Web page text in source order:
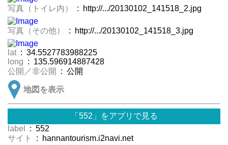
写真（トイレ内） : http://.../20130102_141518_2.jpg
写真（その他） : http://.../20130102_141518_3.jpg
lat : 34.5527783988225
long : 135.596914887428
公開／非公開
: 公開
地図を表示
「552」をアプリで見る
label
: 552
サイト
: hannantourism.i2navi.net